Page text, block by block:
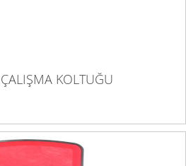
KOLTUĞU